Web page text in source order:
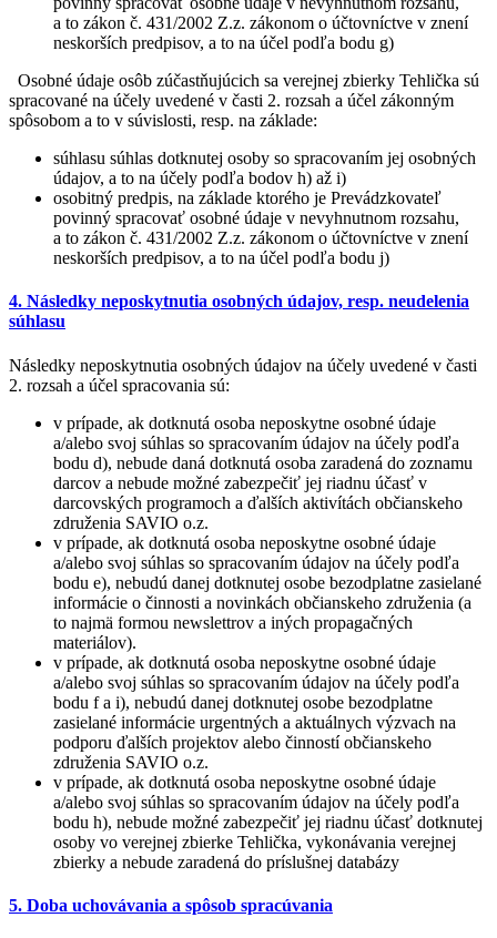
a to zákon č. 431/2002 Z.z. zákonom o účtovníctve v znení
neskorších predpisov, a to na účel podľa bodu g)
Osobné údaje osôb zúčastňujúcich sa verejnej zbierky Tehlička sú
spracované na účely uvedené v časti 2. rozsah a účel zákonným
spôsobom a to v súvislosti, resp. na základe:
súhlasu súhlas dotknutej osoby so spracovaním jej osobných
údajov, a to na účely podľa bodov h) až i)
osobitný predpis, na základe ktorého je Prevádzkovateľ
povinný spracovať osobné údaje v nevyhnutnom rozsahu,
a to zákon č. 431/2002 Z.z. zákonom o účtovníctve v znení
neskorších predpisov, a to na účel podľa bodu j)
4. Následky neposkytnutia osobných údajov, resp. neudelenia
súhlasu
Následky neposkytnutia osobných údajov na účely uvedené v časti
2. rozsah a účel spracovania sú:
v prípade, ak dotknutá osoba neposkytne osobné údaje
a/alebo svoj súhlas so spracovaním údajov na účely podľa
bodu d), nebude daná dotknutá osoba zaradená do zoznamu
darcov a nebude možné zabezpečiť jej riadnu účasť v
darcovských programoch a ďalších aktivítách občianskeho
združenia SAVIO o.z.
v prípade, ak dotknutá osoba neposkytne osobné údaje
a/alebo svoj súhlas so spracovaním údajov na účely podľa
bodu e), nebudú danej dotknutej osobe bezodplatne zasielané
informácie o činnosti a novinkách občianskeho združenia (a
to najmä formou newslettrov a iných propagačných
materiálov).
v prípade, ak dotknutá osoba neposkytne osobné údaje
a/alebo svoj súhlas so spracovaním údajov na účely podľa
bodu f a i), nebudú danej dotknutej osobe bezodplatne
zasielané informácie urgentných a aktuálnych výzvach na
podporu ďalších projektov alebo činností občianskeho
združenia SAVIO o.z.
v prípade, ak dotknutá osoba neposkytne osobné údaje
a/alebo svoj súhlas so spracovaním údajov na účely podľa
bodu h), nebude možné zabezpečiť jej riadnu účasť dotknutej
osoby vo verejnej zbierke Tehlička, vykonávania verejnej
zbierky a nebude zaradená do príslušnej databázy
5. Doba uchovávania a spôsob spracúvania